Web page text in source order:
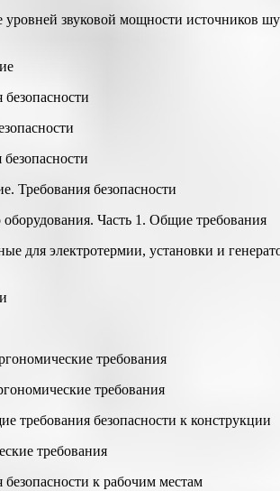
звуковой мощности источников
Требования безопасности
Часть 1. Общие требования
для электротермии, установки и
требования
требования
требования безопасности к конструкции
требования
к рабочим местам